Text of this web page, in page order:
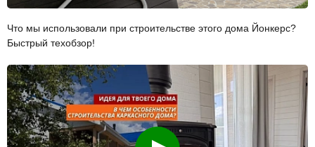
Что мы использовали при строительстве этого дома Йонкерс?
Быстрый техобзор!
Смотреть